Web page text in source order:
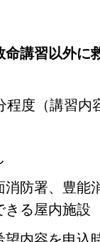
命講習以外に
程度（講習内
消防署、豊能
きる屋内施設